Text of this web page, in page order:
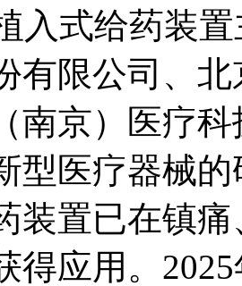
式给药装置
有限公司、
南京）医疗
型医疗器械
装置已在镇
得应用。